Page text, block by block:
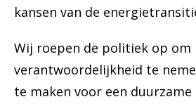
kansen van de
Wij roepen de politiek op om
verantwoordelijkheid te
te maken voor een